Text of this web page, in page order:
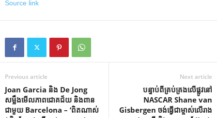
Source link
Previous article
Joan Garcia និង De Jong
សម្លឹងមើលភាពជោគជ័យ និងពាន
ជាមួយ Barcelona – ‘ពិតណាស់
Next article
បន្ទាប់ពីគ្រប់គ្រងលើផ្លូវនៅ
NASCAR Shane van
Gisbergen ចង់ធ្វើជាម្ចាស់លើរាង